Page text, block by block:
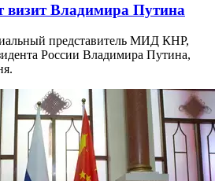
визит Владимира Путина
представитель МИД КНР,
России Владимира Путина,